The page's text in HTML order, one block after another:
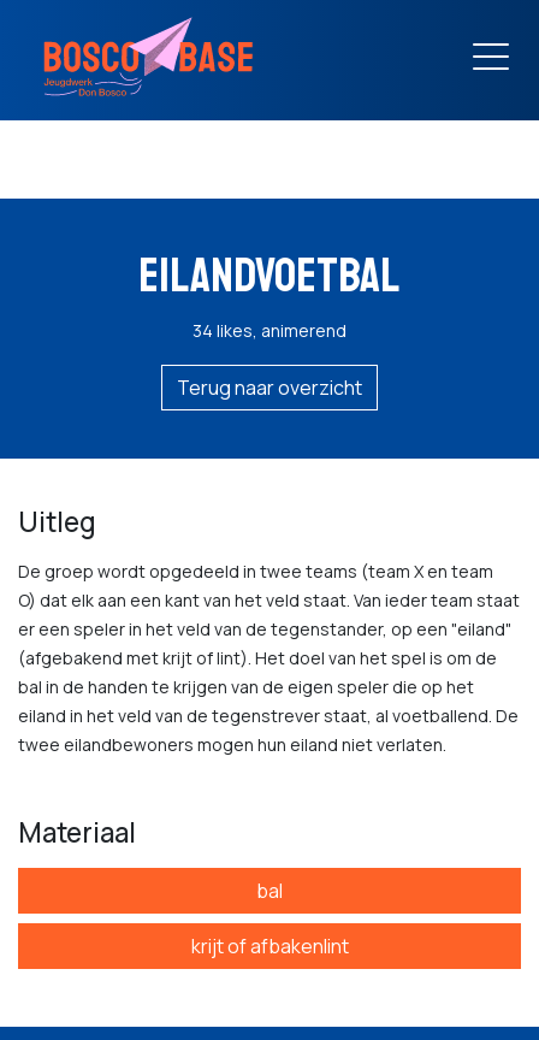
EILANDVOETBAL
34 likes, animerend
Terug naar overzicht
Uitleg
De groep wordt opgedeeld in twee teams (team X en team
O) dat elk aan een kant van het veld staat. Van ieder team staat
er een speler in het veld van de tegenstander, op een "eiland"
(afgebakend met krijt of lint). Het doel van het spel is om de
bal in de handen te krijgen van de eigen speler die op het
eiland in het veld van de tegenstrever staat, al voetballend. De
twee eilandbewoners mogen hun eiland niet verlaten.
Materiaal
bal
krijt of afbakenlint